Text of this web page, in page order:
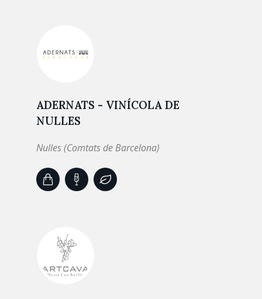
ADERNATS - VINÍCOLA DE
NULLES
Nulles (Comtats de Barcelona)